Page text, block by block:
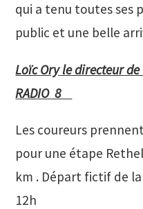
qui a tenu toutes ses
public et une belle
Loïc Ory le directeur
RADIO 8
Les coureurs
pour une étape
km . Départ fictif de
12h